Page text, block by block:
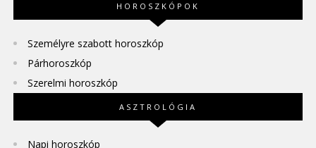
HOROSZKÓPOK
Személyre szabott horoszkóp
Párhoroszkóp
Szerelmi horoszkóp
ASZTROLÓGIA
Napi horoszkóp